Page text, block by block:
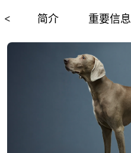
< 简介 重要信息